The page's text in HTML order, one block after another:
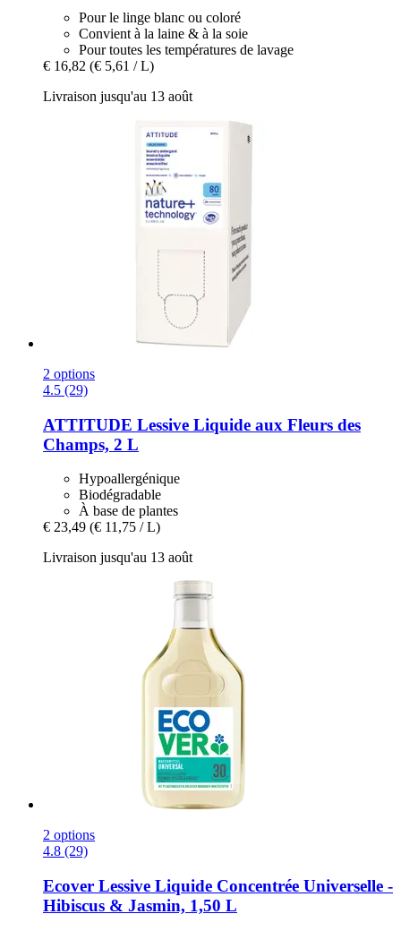
Pour le linge blanc ou coloré
Convient à la laine & à la soie
Pour toutes les températures de lavage
€ 16,82 (€ 5,61 / L)
Livraison jusqu'au 13 août
2 options
4.5 (29)
ATTITUDE Lessive Liquide aux Fleurs des
Champs, 2 L
Hypoallergénique
Biodégradable
À base de plantes
€ 23,49 (€ 11,75 / L)
Livraison jusqu'au 13 août
2 options
4.8 (29)
Ecover Lessive Liquide Concentrée Universelle -​
Hibiscus & Jasmin, 1,50 L